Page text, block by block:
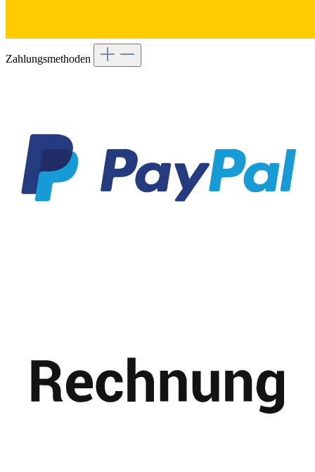
Zahlungsmethoden